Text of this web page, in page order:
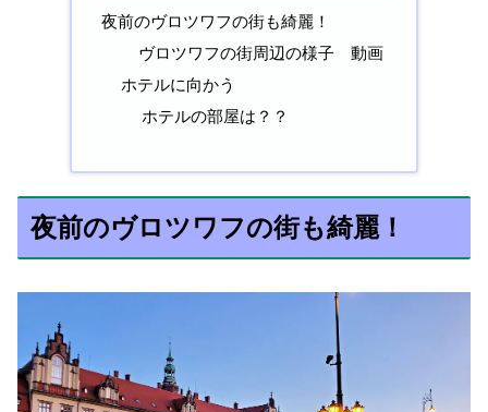
夜前のヴロツワフの街も綺麗！
ヴロツワフの街周辺の様子 動画
ホテルに向かう
ホテルの部屋は？？
夜前のヴロツワフの街も綺麗！